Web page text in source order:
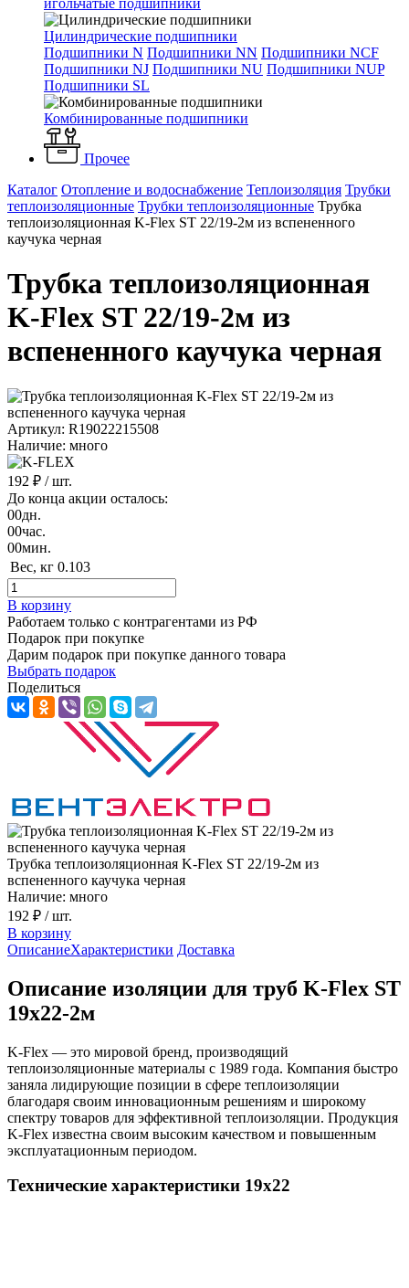
игольчатые подшипники
Цилиндрические подшипники
Подшипники N Подшипники NN Подшипники NCF
Подшипники NJ Подшипники NU Подшипники NUP
Подшипники SL
Комбинированные подшипники
Прочее
Каталог Отопление и водоснабжение Теплоизоляция Трубки
теплоизоляционные Трубки теплоизоляционные Трубка
теплоизоляционная K-Flex ST 22/19-2м из вспененного
каучука черная
Трубка теплоизоляционная
K-Flex ST 22/19-2м из
вспененного каучука черная
Артикул: R19022215508
Наличие: много
192 ₽ / шт.
До конца акции осталось:
00дн.
00час.
00мин.
Вес, кг 0.103
В корзину
Работаем только с контрагентами из РФ
Подарок при покупке
Дарим подарок при покупке данного товара
Выбрать подарок
Поделиться
Трубка теплоизоляционная K-Flex ST 22/19-2м из
вспененного каучука черная
Наличие: много
192 ₽ / шт.
В корзину
ОписаниеХарактеристики Доставка
Описание изоляции для труб K-Flex ST
19х22-2м
K-Flex — это мировой бренд, производящий
теплоизоляционные материалы с 1989 года. Компания быстро
заняла лидирующие позиции в сфере теплоизоляции
благодаря своим инновационным решениям и широкому
спектру товаров для эффективной теплоизоляции. Продукция
K-Flex известна своим высоким качеством и повышенным
эксплуатационным периодом.
Технические характеристики 19х22